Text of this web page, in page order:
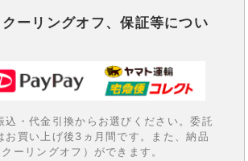
ーリングオフ、保証等につい
込・代金引換からお選びください。委託
お買い上げ後3ヵ月間です。また、納品
ーリングオフ）ができます。